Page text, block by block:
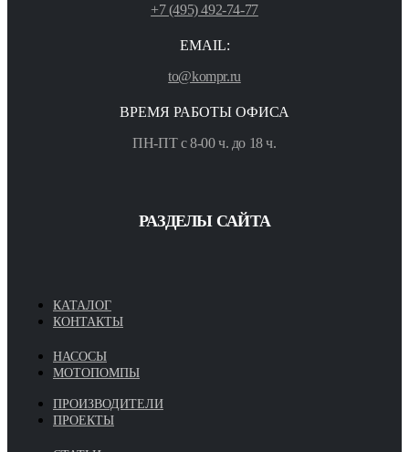
+7 (495) 492-74-77
EMAIL:
to@kompr.ru
ВРЕМЯ РАБОТЫ ОФИСА
ПН-ПТ с 8-00 ч. до 18 ч.
РАЗДЕЛЫ САЙТА
КАТАЛОГ
КОНТАКТЫ
НАСОСЫ
МОТОПОМПЫ
ПРОИЗВОДИТЕЛИ
ПРОЕКТЫ